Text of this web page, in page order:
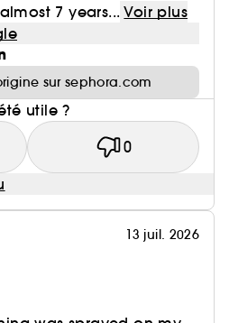
7 years... Voir plus
sur sephora.com
utile ?
0
13 juil. 2026